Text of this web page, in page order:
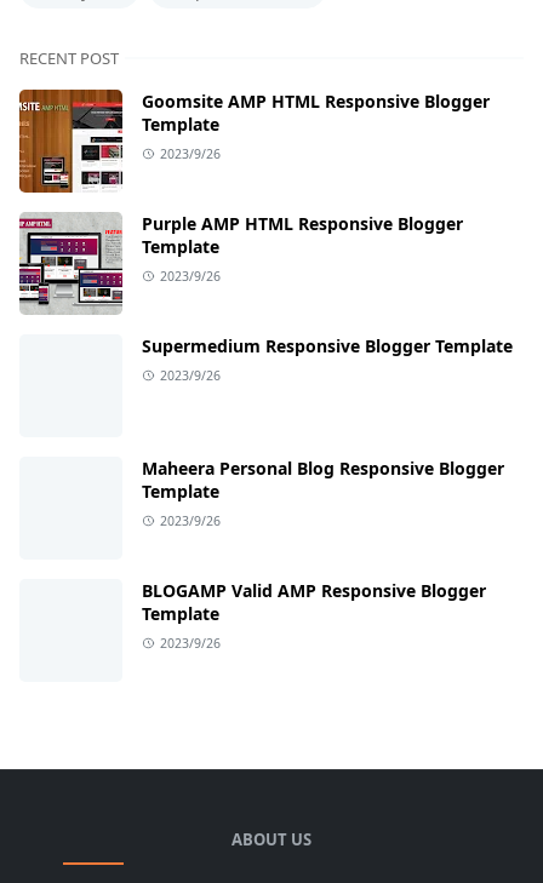
RECENT POST
Goomsite AMP HTML Responsive Blogger
Template
2023/9/26
Purple AMP HTML Responsive Blogger
Template
2023/9/26
Supermedium Responsive Blogger Template
2023/9/26
Maheera Personal Blog Responsive Blogger
Template
2023/9/26
BLOGAMP Valid AMP Responsive Blogger
Template
2023/9/26
ABOUT US